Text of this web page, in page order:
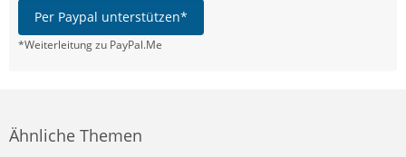
Per Paypal unterstützen*
*Weiterleitung zu PayPal.Me
Ähnliche Themen